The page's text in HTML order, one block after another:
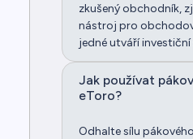
zkušený obchodník,
nástroj pro
jedné utváří
Jak používat
eToro?
Odhalte sílu